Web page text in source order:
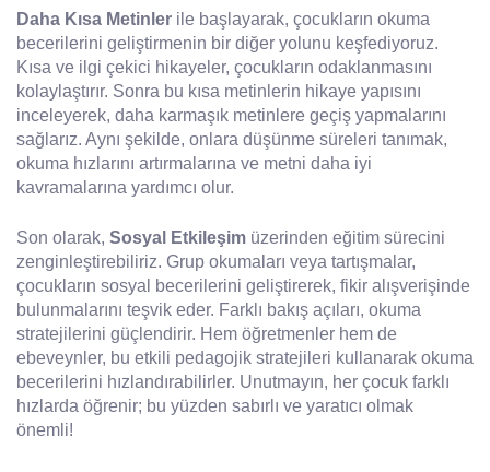
Daha Kısa Metinler ile başlayarak, çocukların okuma
becerilerini geliştirmenin bir diğer yolunu keşfediyoruz.
Kısa ve ilgi çekici hikayeler, çocukların odaklanmasını
kolaylaştırır. Sonra bu kısa metinlerin hikaye yapısını
inceleyerek, daha karmaşık metinlere geçiş yapmalarını
sağlarız. Aynı şekilde, onlara düşünme süreleri tanımak,
okuma hızlarını artırmalarına ve metni daha iyi
kavramalarına yardımcı olur.
Son olarak, Sosyal Etkileşim üzerinden eğitim sürecini
zenginleştirebiliriz. Grup okumaları veya tartışmalar,
çocukların sosyal becerilerini geliştirerek, fikir alışverişinde
bulunmalarını teşvik eder. Farklı bakış açıları, okuma
stratejilerini güçlendirir. Hem öğretmenler hem de
ebeveynler, bu etkili pedagojik stratejileri kullanarak okuma
becerilerini hızlandırabilirler. Unutmayın, her çocuk farklı
hızlarda öğrenir; bu yüzden sabırlı ve yaratıcı olmak
önemli!